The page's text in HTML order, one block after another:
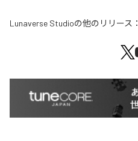
Lunaverse Studioの他のリリース：